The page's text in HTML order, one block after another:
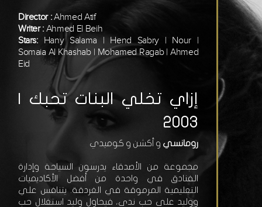
Director :Ahmed Atif
Writer : Ahmed El Beih
Stars: Hany Salama | Hend Sabry | Nour |
Somaia Al Khashab | Mohamed Ragab | Ahmed
Eid
إزاي تخلي البنات تحبك |
2003
رومانسي و أكشن و كوميدي
مجموعة من الأصدقاء يدرسون السياحة وإدارة
الفنادق في واحدة من أفضل الأكاديميات
التعليمية المرموقة في الغردقة. يتنافس علي
ووليد على حب ندى، فيحاول وليد استغلال حب